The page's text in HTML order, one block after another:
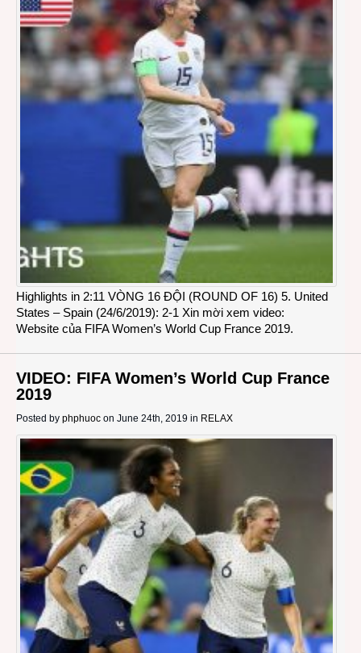
Highlights in 2:11 VÒNG 16 ĐỘI (ROUND OF 16) 5. United
States – Spain (24/6/2019): 2-1 Xin mời xem video:
Website của FIFA Women’s World Cup France 2019.
VIDEO: FIFA Women’s World Cup France
2019
Posted by phphuoc on June 24th, 2019 in RELAX